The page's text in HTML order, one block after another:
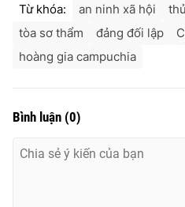
024-
Từ khóa: an ninh xã hội
tòa sơ thẩm
đảng đối lập
hoàng gia campuchia
Bình luận (0)